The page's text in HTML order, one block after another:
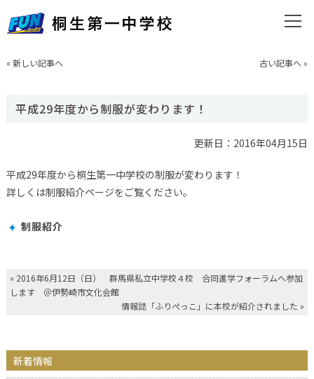
« 新しい記事へ 古い記事へ »
平成29年度から制服が変わります！
更新日：2016年04月15日
平成29年度から桐生第一中学校の制服が変わります！
詳しくは制服紹介ページをご覧ください。
制服紹介
« 2016年6月12日（日） 群馬県私立中学校４校 合同進学フォーラムへ参加
します ＠伊勢崎市文化会館
情報誌「ふりぺっこ」に本校が紹介されました »
新着情報